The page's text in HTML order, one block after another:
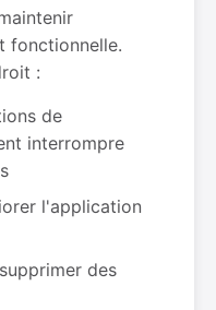
fonctionnelle.
:
de
interrompre
l'application
des